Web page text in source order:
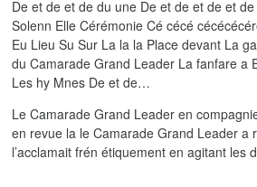
De et de et de du une De et de et de et
Solenn Elle Cérémonie Cé cécé
Eu Lieu Su Sur La la la Place devant La
du Camarade Grand Leader La fanfare a
Les hy Mnes De et de…
Le Camarade Grand Leader en
en revue la le Camarade Grand Leader a
l’acclamait frén étiquement en agitant les